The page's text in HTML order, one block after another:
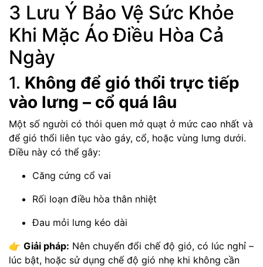
3 Lưu Ý Bảo Vệ Sức Khỏe
Khi Mặc Áo Điều Hòa Cả
Ngày
1. Không để gió thổi trực tiếp
vào lưng – cổ quá lâu
Một số người có thói quen mở quạt ở mức cao nhất và
để gió thổi liên tục vào gáy, cổ, hoặc vùng lưng dưới.
Điều này có thể gây:
Căng cứng cổ vai
Rối loạn điều hòa thân nhiệt
Đau mỏi lưng kéo dài
👉 Giải pháp: Nên chuyển đổi chế độ gió, có lúc nghỉ –
lúc bật, hoặc sử dụng chế độ gió nhẹ khi không cần